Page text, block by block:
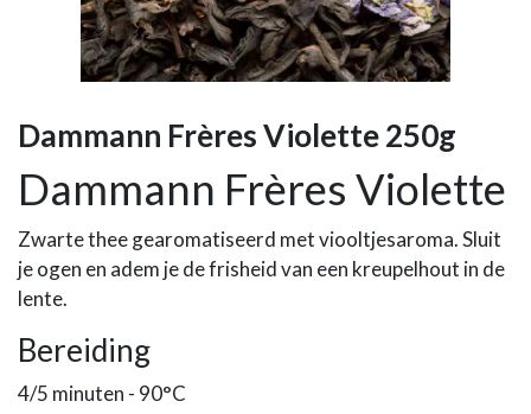
Dammann Frères Violette 250g
Dammann Frères Violette
Zwarte thee gearomatiseerd met viooltjesaroma. Sluit
je ogen en adem je de frisheid van een kreupelhout in de
lente.
Bereiding
4/5 minuten - 90°C